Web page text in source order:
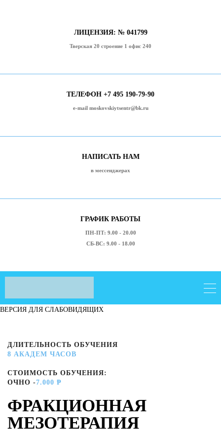
ЛИЦЕНЗИЯ: № 041799
Тверская 20 строение 1 офис 240
ТЕЛЕФОН +7 495 190-79-90
e-mail moskovskiytsentr@bk.ru
НАПИСАТЬ НАМ
в мессенджерах
ГРАФИК РАБОТЫ
ПН-ПТ: 9.00 - 20.00
СБ-ВС: 9.00 - 18.00
ВЕРСИЯ ДЛЯ СЛАБОВИДЯЩИХ
ДЛИТЕЛЬНОСТЬ ОБУЧЕНИЯ
8 АКАДЕМ ЧАСОВ
СТОИМОСТЬ ОБУЧЕНИЯ:
ОЧНО -7.000 ₱
ФРАКЦИОННАЯ
МЕЗОТЕРАПИЯ